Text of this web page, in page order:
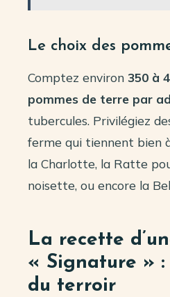
Le choix des
Comptez environ 350 à
pommes de terre par
tubercules. Privilégiez
ferme qui tiennent bien
la Charlotte, la Ratte
noisette, ou encore la
La recette
« Signature » :
du terroir